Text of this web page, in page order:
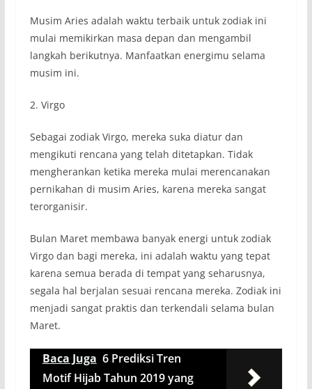
Musim Aries adalah waktu terbaik untuk zodiak ini
mulai memikirkan masa depan dan mengambil
langkah berikutnya. Manfaatkan energimu selama
musim ini.
2. Virgo
Sebagai zodiak Virgo, mereka suka diatur dan
mengikuti rencana yang telah ditetapkan. Tidak
mengherankan ketika mereka mulai merencanakan
pernikahan di musim Aries, karena mereka sangat
terorganisir.
Bulan Maret membawa banyak energi untuk zodiak
Virgo dan bagi mereka, ini adalah waktu yang tepat
karena semua berada di tempat yang seharusnya,
segala hal berjalan sesuai rencana mereka. Zodiak ini
menjadi sangat praktis dan terkendali selama bulan
Maret.
Baca Juga 6 Prediksi Tren
Motif Hijab Tahun 2019 yang